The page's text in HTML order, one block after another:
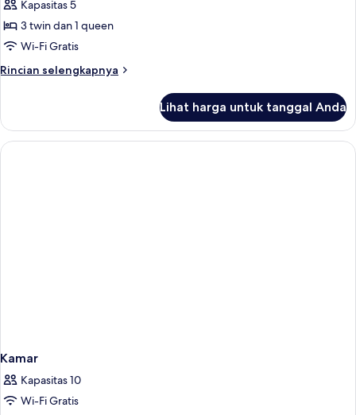
Kamar
Klasik
Kapasitas 5
3 twin dan 1 queen
Wi-Fi Gratis
Rincian selengkapnya
Rincian
Kamar
Klasik
Lihat harga untuk tanggal Anda
Kamar
Kapasitas 10
Wi-Fi Gratis